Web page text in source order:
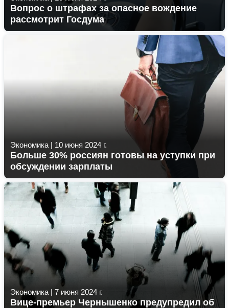
Вопрос о штрафах за опасное вождение
рассмотрит Госдума
Экономика | 10 июня 2024 г.
Больше 30% россиян готовы на уступки при
обсуждении зарплаты
Экономика | 7 июня 2024 г.
Вице-премьер Чернышенко предупредил об